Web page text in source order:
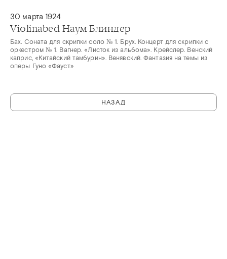
30 марта 1924
Violinabed Наум Блиндер
Бах. Соната для скрипки соло № 1. Брух. Концерт для скрипки с
оркестром № 1. Вагнер. «Листок из альбома». Крейслер. Венский
каприс, «Китайский тамбурин». Венявский. Фантазия на темы из
оперы Гуно «Фауст»
НАЗАД